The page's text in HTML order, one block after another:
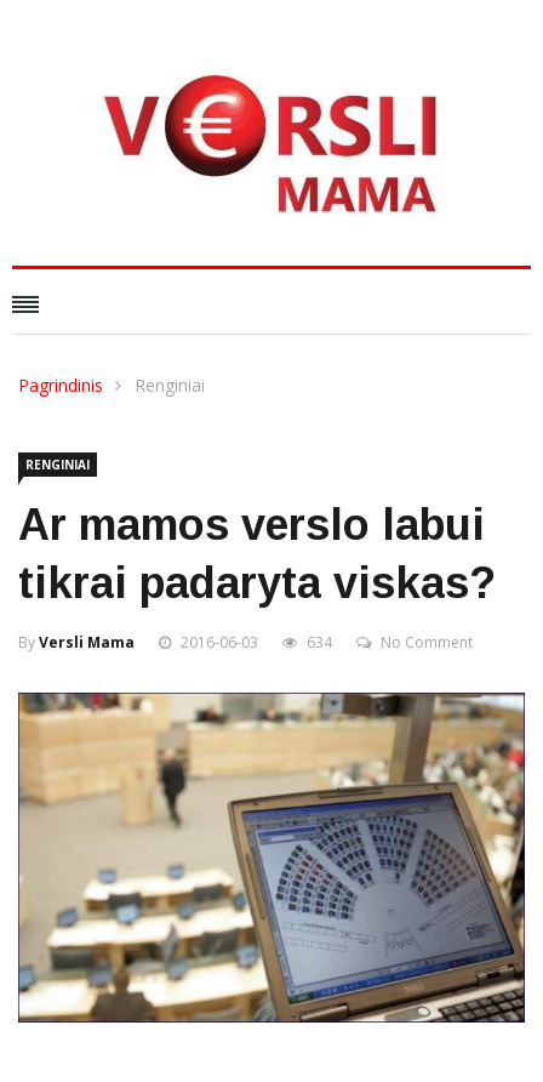
Pagrindinis Renginiai
RENGINIAI
Ar mamos verslo labui
tikrai padaryta viskas?
ByVersli Mama 2016-06-03 634 No Comment